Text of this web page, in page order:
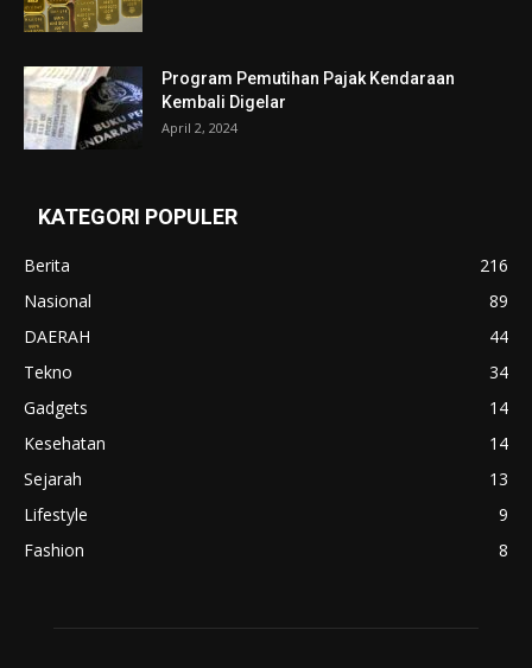
Program Pemutihan Pajak Kendaraan
Kembali Digelar
April 2, 2024
KATEGORI POPULER
Berita
216
Nasional
89
DAERAH
44
Tekno
34
Gadgets
14
Kesehatan
14
Sejarah
13
Lifestyle
9
Fashion
8